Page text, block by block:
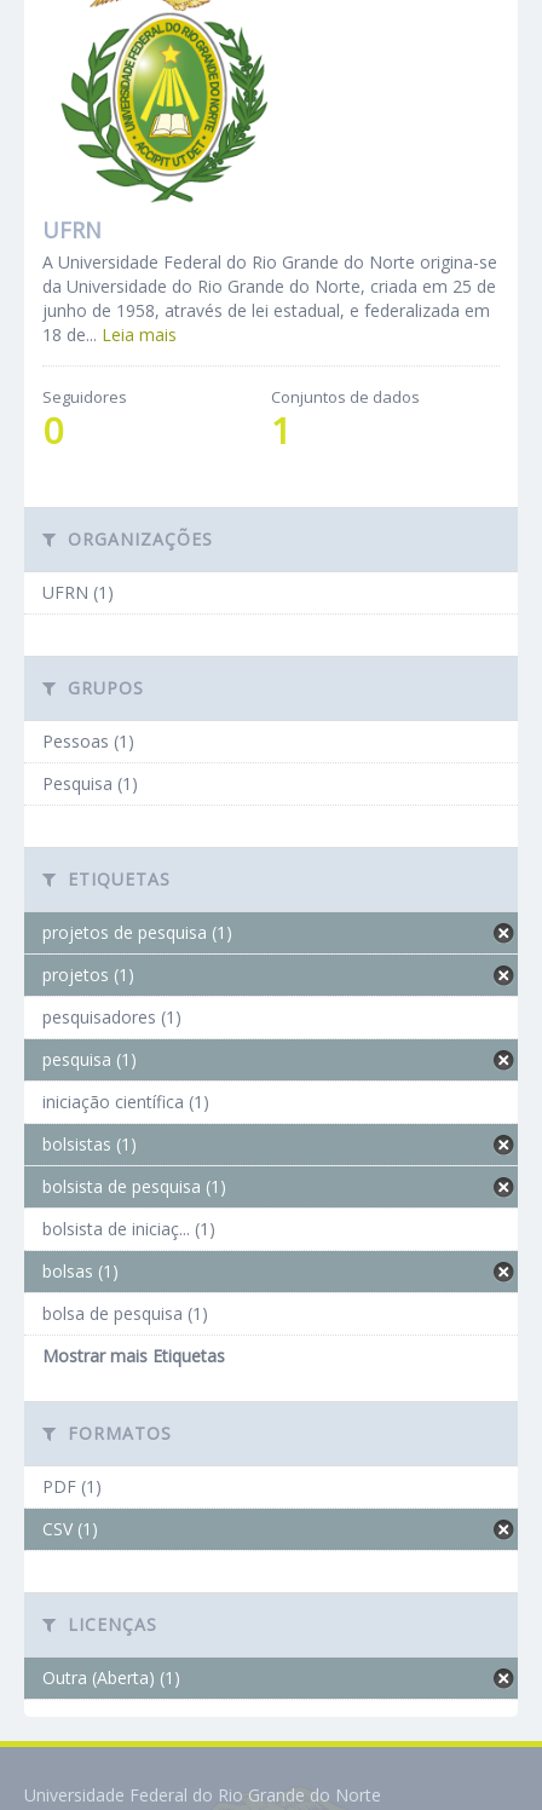
UFRN
A Universidade Federal do Rio Grande do Norte origina-se
da Universidade do Rio Grande do Norte, criada em 25 de
junho de 1958, através de lei estadual, e federalizada em
18 de... Leia mais
Seguidores
0
Conjuntos de dados
1
ORGANIZAÇÕES
UFRN (1)
GRUPOS
Pessoas (1)
Pesquisa (1)
ETIQUETAS
projetos de pesquisa (1)
projetos (1)
pesquisadores (1)
pesquisa (1)
iniciação científica (1)
bolsistas (1)
bolsista de pesquisa (1)
bolsista de iniciaç... (1)
bolsas (1)
bolsa de pesquisa (1)
Mostrar mais Etiquetas
FORMATOS
PDF (1)
CSV (1)
LICENÇAS
Outra (Aberta) (1)
Universidade Federal do Rio Grande do Norte